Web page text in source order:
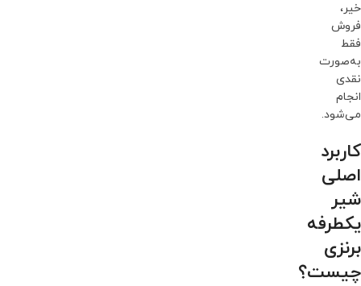
خیر،
فروش
فقط
به‌صورت
نقدی
انجام
می‌شود.
کاربرد
اصلی
شیر
یکطرفه
برنزی
چیست؟